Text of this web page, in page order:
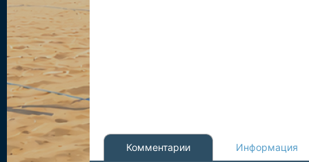
Комментарии Информация